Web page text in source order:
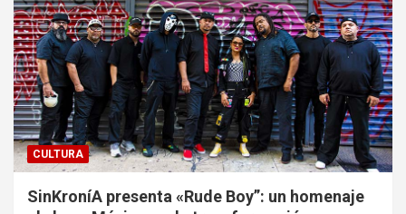
CULTURA
SinKroníA presenta «Rude Boy”: un homenaje